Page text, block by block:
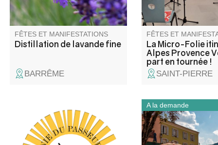
FÊTES ET MANIFESTATIONS
Distillation de lavande fine
BARRÊME
vous attend pour
grands.
FÊTES ET
La Micro-Folie
Alpes Provence
part en tournée !
SAINT-PIERRE
C'est un spectacle de danse
contemporaine (Cie du
Passeur / Efi Farmaki), qui fait
À travers le centre
canaux et les
industriels, cette
A la demande